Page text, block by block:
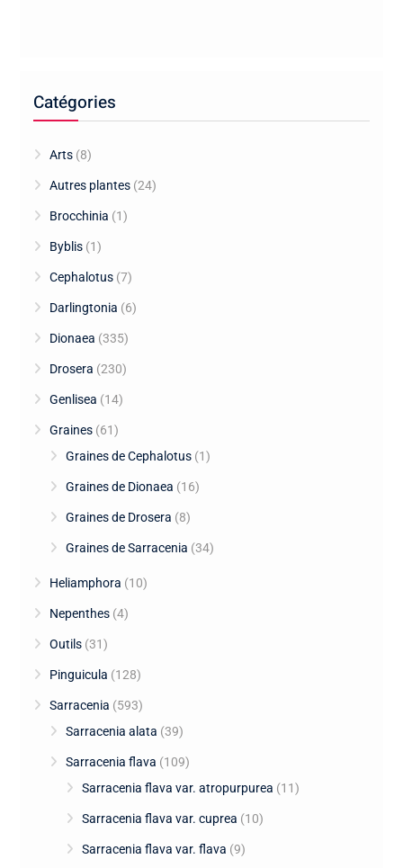
Catégories
Arts (8)
Autres plantes (24)
Brocchinia (1)
Byblis (1)
Cephalotus (7)
Darlingtonia (6)
Dionaea (335)
Drosera (230)
Genlisea (14)
Graines (61)
Graines de Cephalotus (1)
Graines de Dionaea (16)
Graines de Drosera (8)
Graines de Sarracenia (34)
Heliamphora (10)
Nepenthes (4)
Outils (31)
Pinguicula (128)
Sarracenia (593)
Sarracenia alata (39)
Sarracenia flava (109)
Sarracenia flava var. atropurpurea (11)
Sarracenia flava var. cuprea (10)
Sarracenia flava var. flava (9)